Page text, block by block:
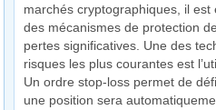
marchés cryptographiques, il
des mécanismes de protection
pertes significatives. Une des
risques les plus courantes est
Un ordre stop-loss permet de
une position sera